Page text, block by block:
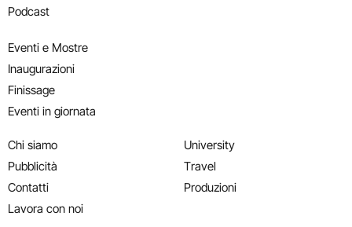
Podcast
Eventi e Mostre
Inaugurazioni
Finissage
Eventi in giornata
Chi siamo
Pubblicità
Contatti
Lavora con noi
University
Travel
Produzioni